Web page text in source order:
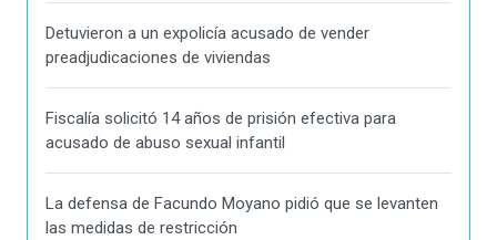
Detuvieron a un expolicía acusado de vender
preadjudicaciones de viviendas
Fiscalía solicitó 14 años de prisión efectiva para
acusado de abuso sexual infantil
La defensa de Facundo Moyano pidió que se levanten
las medidas de restricción